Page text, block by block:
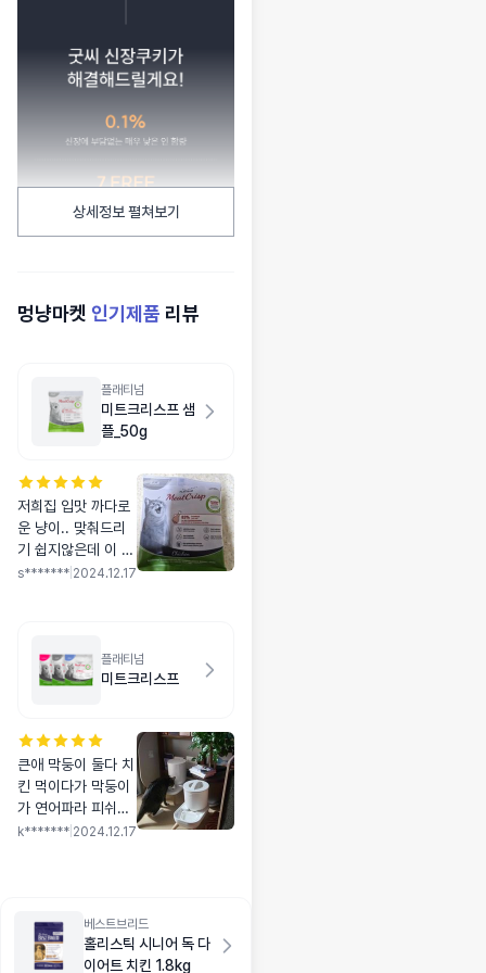
상세정보 펼쳐보기
멍냥마켓 인기제품 리뷰
플래티넘
미트크리스프 샘
플_50g
저희집 입맛 까다로
운 냥이.. 맞춰드리
기 쉽지않은데 이 사
료 잘 먹네요. 부디
s******* 2024.12.17
플래티넘
미트크리스프
큰애 막둥이 둘다 치
킨 먹이다가 막둥이
가 연어파라 피쉬로
바꿔줬더니 엄청 잘
한지 오래된 느낌인
데 후기를 계속 쓰라
고 뜨네요 ㅎㅎ전에
k******* 2024.12.17
베스트브리드
홀리스틱 시니어 독 다
이어트 치킨 1.8kg